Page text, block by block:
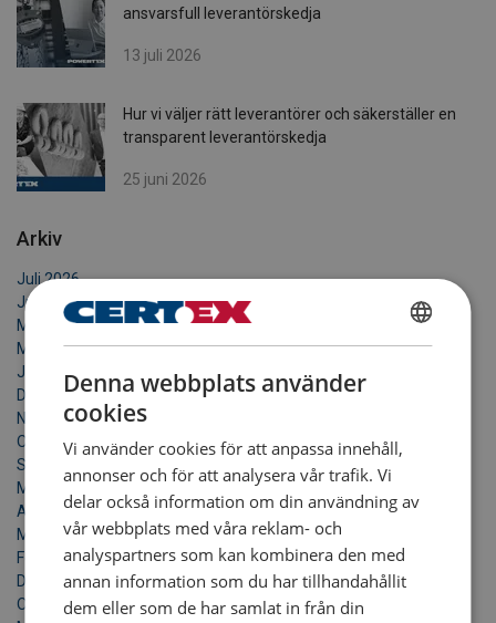
ansvarsfull leverantörskedja
13 juli 2026
Hur vi väljer rätt leverantörer och säkerställer en
transparent leverantörskedja
25 juni 2026
Arkiv
Juli 2026
Juni 2026
Maj 2026
Mars 2026
Januari 2026
December 2025
November 2025
Oktober 2025
September 2025
Maj 2025
April 2025
Mars 2025
Februari 2025
December 2024
Oktober 2024
SWEDISH
ENGLISH TRANSLATION
Denna webbplats använder
cookies
Vi använder cookies för att anpassa innehåll,
annonser och för att analysera vår trafik. Vi
delar också information om din användning av
vår webbplats med våra reklam- och
analyspartners som kan kombinera den med
annan information som du har tillhandahållit
dem eller som de har samlat in från din